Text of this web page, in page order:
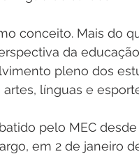
conceito. Mais do
da
pleno dos
línguas e
pelo MEC
em 2 de janeiro